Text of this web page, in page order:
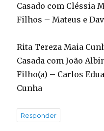
Casado com Cléssia
Filhos – Mateus e
Rita Tereza Maia
Casada com João
Filho(a) – Carlos
Cunha
Responder